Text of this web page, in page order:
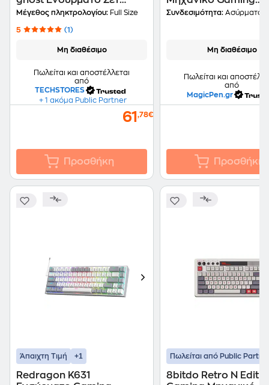
Πληκτρολόγιο & Ποντίκι
Μέγεθος πληκτρολογίου: Full Size
5 (1)
Μη διαθέσιμο
Πωλείται και αποστέλλεται
από
TECHSTORES
+ 1 ακόμα Public Partner
61 ,78€
Προσθήκη
Ασύρματο
Συνδεσιμότητα: Ασύρματο
Μη διαθέσιμο
Πωλείται και
από
MagicPen.gr
Προσθήκη
Άπαιχτη Τιμή +1
Redragon K631
Πωλείται από Public
8bitdo Retro N